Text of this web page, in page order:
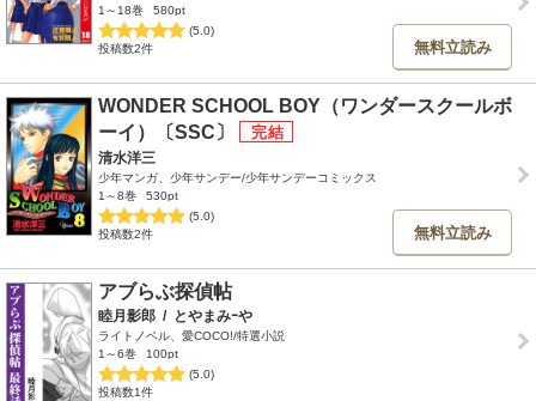
1～18巻
580pt
(5.0)
投稿数2件
無料立読み
WONDER SCHOOL BOY（ワンダースクールボ
ーイ）〔SSC〕
清水洋三
少年マンガ、少年サンデー/少年サンデーコミックス
1～8巻
530pt
(5.0)
投稿数2件
無料立読み
アブらぶ探偵帖
睦月影郎 / とやまみｰや
ライトノベル、愛COCO!/特選小説
1～6巻
100pt
(5.0)
投稿数1件